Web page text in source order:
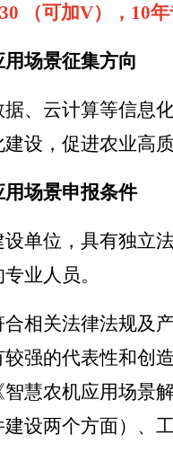
（可加V），10
场景征集方向
云计算等信息化
设，促进农业高
场景申报条件
位，具有独立法
业人员。
关法律法规及产
强的代表性和创
慧农机应用场景
设两个方面）、